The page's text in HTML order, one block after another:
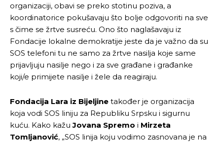
organizaciji, obavi se preko stotinu poziva, a
koordinatorice pokušavaju što bolje odgovoriti na sve
s čime se žrtve susreću. Ono što naglašavaju iz
Fondacije lokalne demokratije jeste da je važno da su
SOS telefoni tu ne samo za žrtve nasilja koje same
prijavljuju nasilje nego i za sve građane i građanke
koji/e primijete nasilje i žele da reagiraju.
Fondacija Lara iz Bijeljine također je organizacija
koja vodi SOS liniju za Republiku Srpsku i sigurnu
kuću. Kako kažuJovana Spremo i Mirzeta
Tomljanović, „SOS linija koju vodimo zasnovana je na